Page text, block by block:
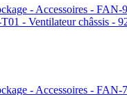
- Ventilateur châssis -